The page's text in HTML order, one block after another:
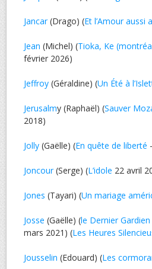
Jancar(Drago) (Et l’Amour aussi
Jean (Michel) (Tioka, Ke
février 2026)
Jeffroy (Géraldine) (Un Été à
Jerusalmy (Raphaël) (Sauver
2018)
Jolly (Gaëlle) (En quête de liberté
Joncour(Serge) (L’idole 22 avril
Jones (Tayari) (Un mariage
Josse (Gaëlle) (le Dernier Gardien
mars 2021) (Les Heures
Jousselin (Edouard) (Les